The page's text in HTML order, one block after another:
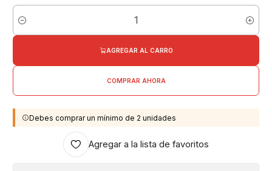
Cantidad
AGREGAR AL CARRO
COMPRAR AHORA
Debes comprar un mínimo de 2 unidades
Agregar a la lista de favoritos